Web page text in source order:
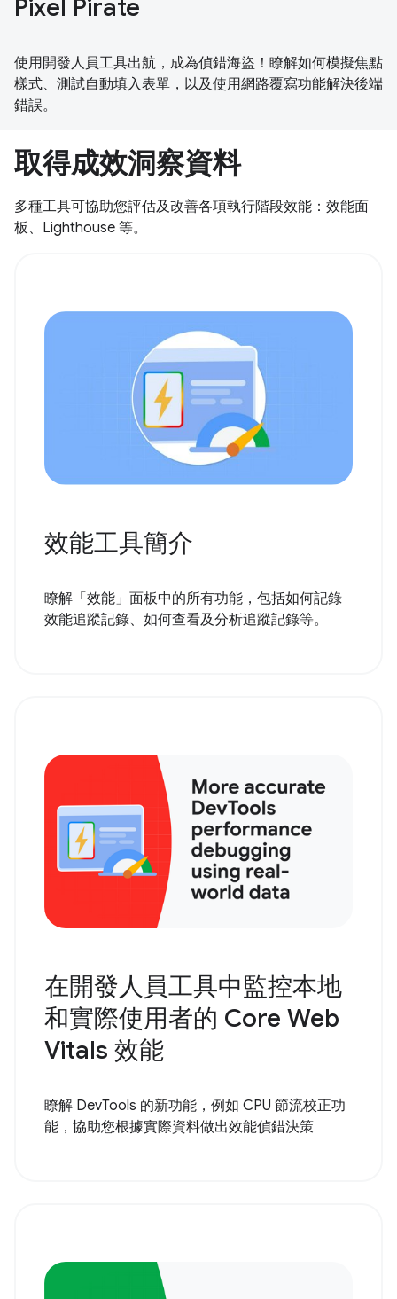
Pixel Pirate
使用開發人員工具出航，成為偵錯海盜！瞭解如何模擬焦點
樣式、測試自動填入表單，以及使用網路覆寫功能解決後端
錯誤。
取得成效洞察資料
多種工具可協助您評估及改善各項執行階段效能：效能面
板、Lighthouse 等。
效能工具簡介
瞭解「效能」面板中的所有功能，包括如何記錄
效能追蹤記錄、如何查看及分析追蹤記錄等。
在開發人員工具中監控本地
和實際使用者的 Core Web
Vitals 效能
瞭解 DevTools 的新功能，例如 CPU 節流校正功
能，協助您根據實際資料做出效能偵錯決策